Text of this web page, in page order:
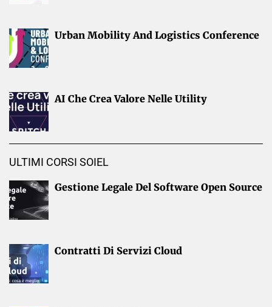
Urban Mobility And Logistics Conference
AI Che Crea Valore Nelle Utility
ULTIMI CORSI SOIEL
Gestione Legale Del Software Open Source
Contratti Di Servizi Cloud